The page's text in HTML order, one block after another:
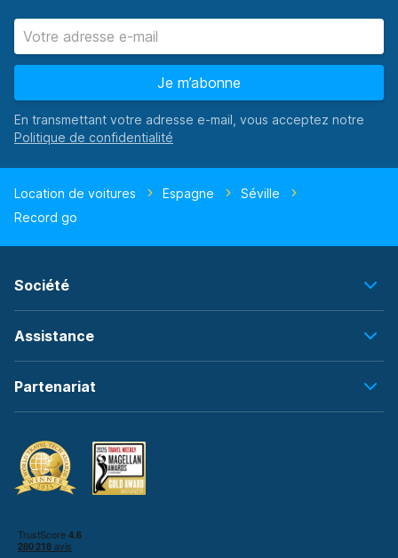
Je m’abonne
En transmettant votre adresse e-mail, vous acceptez notre
Location de voitures Espagne
Séville
Record go
Société
Assistance
Partenariat